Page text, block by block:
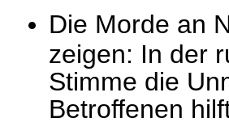
Die Morde an
zeigen: In der
Stimme die
Betroffenen